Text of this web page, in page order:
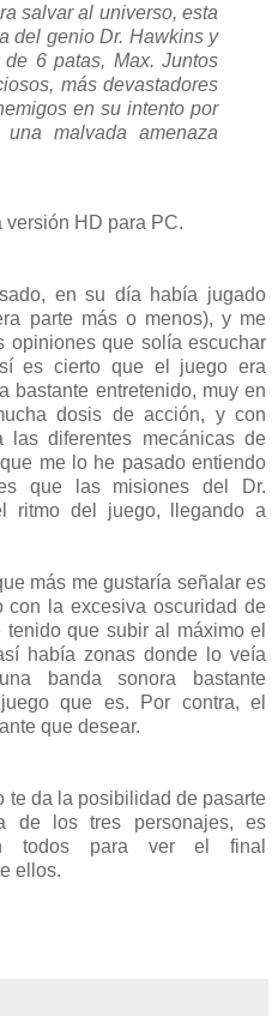
salvar al universo, esta
del genio Dr. Hawkins y
6 patas, Max. Juntos
más devastadores
en su intento por
malvada amenaza
versión HD para PC.
en su día había jugado
parte más o menos), y me
opiniones que solía escuchar
es cierto que el juego era
bastante entretenido, muy en
dosis de acción, y con
las diferentes mecánicas de
me lo he pasado entiendo
que las misiones del Dr.
ritmo del juego, llegando a
más me gustaría señalar es
con la excesiva oscuridad de
que subir al máximo el
había zonas donde lo veía
banda sonora bastante
que es. Por contra, el
que desear.
te da la posibilidad de pasarte
de los tres personajes, es
todos para ver el final
ellos.